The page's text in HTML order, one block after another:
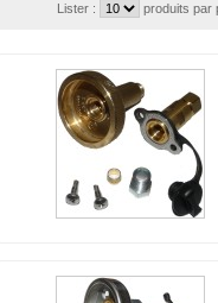
Lister : produits par